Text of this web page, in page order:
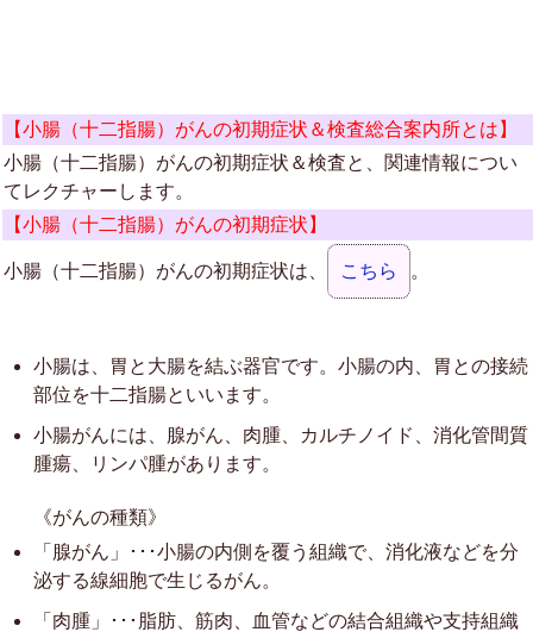
【小腸（十二指腸）がんの初期症状＆検査総合案内所とは】
小腸（十二指腸）がんの初期症状＆検査と、関連情報につい
てレクチャーします。
【小腸（十二指腸）がんの初期症状】
小腸（十二指腸）がんの初期症状は、 こちら 。
小腸は、胃と大腸を結ぶ器官です。小腸の内、胃との接続
部位を十二指腸といいます。
小腸がんには、腺がん、肉腫、カルチノイド、消化管間質
腫瘍、リンパ腫があります。
《がんの種類》
「腺がん」･･･小腸の内側を覆う組織で、消化液などを分
泌する線細胞で生じるがん。
「肉腫」･･･脂肪、筋肉、血管などの結合組織や支持組織